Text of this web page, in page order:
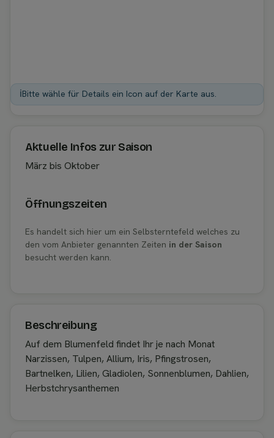
ℹ️Bitte wähle für Details ein Icon auf der Karte aus.
Aktuelle Infos zur Saison
März bis Oktober
Öffnungszeiten
Es handelt sich hier um ein Selbsterntefeld welches zu
den vom Anbieter genannten Zeiten in der Saison
besucht werden kann.
Beschreibung
Auf dem Blumenfeld findet Ihr je nach Monat
Narzissen, Tulpen, Allium, Iris, Pfingstrosen,
Bartnelken, Lilien, Gladiolen, Sonnenblumen, Dahlien,
Herbstchrysanthemen